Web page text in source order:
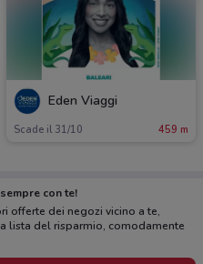
Eden Viaggi
Scade il 31/10 459 m
con te!
offerte dei negozi vicino a te,
lista del risparmio, comodamente